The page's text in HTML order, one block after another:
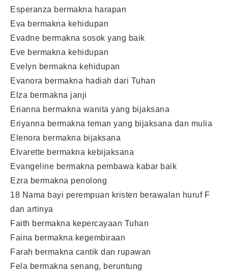
Esperanza bermakna harapan
Eva bermakna kehidupan
Evadne bermakna sosok yang baik
Eve bermakna kehidupan
Evelyn bermakna kehidupan
Evanora bermakna hadiah dari Tuhan
Elza bermakna janji
Erianna bermakna wanita yang bijaksana
Eriyanna bermakna teman yang bijaksana dan mulia
Elenora bermakna bijaksana
Elvarette bermakna kebijaksana
Evangeline bermakna pembawa kabar baik
Ezra bermakna penolong
18 Nama bayi perempuan kristen berawalan huruf F
dan artinya
Faith bermakna kepercayaan Tuhan
Faina bermakna kegembiraan
Farah bermakna cantik dan rupawan
Fela bermakna senang, beruntung